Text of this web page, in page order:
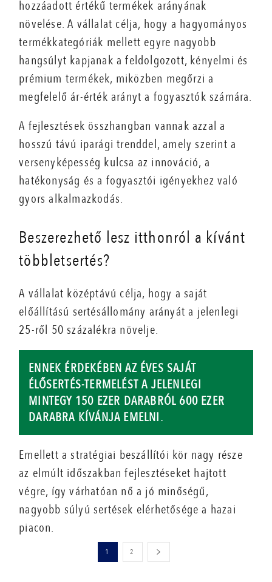
hozzáadott értékű termékek arányának
növelése. A vállalat célja, hogy a hagyományos
termékkategóriák mellett egyre nagyobb
hangsúlyt kapjanak a feldolgozott, kényelmi és
prémium termékek, miközben megőrzi a
megfelelő ár-érték arányt a fogyasztók számára.
A fejlesztések összhangban vannak azzal a
hosszú távú iparági trenddel, amely szerint a
versenyképesség kulcsa az innováció, a
hatékonyság és a fogyasztói igényekhez való
gyors alkalmazkodás.
Beszerezhető lesz itthonról a kívánt
többletsertés?
A vállalat középtávú célja, hogy a saját
előállítású sertésállomány arányát a jelenlegi
25-ről 50 százalékra növelje.
ENNEK ÉRDEKÉBEN AZ ÉVES SAJÁT
ÉLŐSERTÉS-TERMELÉST A JELENLEGI
MINTEGY 150 EZER DARABRÓL 600 EZER
DARABRA KÍVÁNJA EMELNI.
Emellett a stratégiai beszállítói kör nagy része
az elmúlt időszakban fejlesztéseket hajtott
végre, így várhatóan nő a jó minőségű,
nagyobb súlyú sertések elérhetősége a hazai
piacon.
1 2